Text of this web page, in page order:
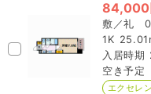
84,000
1K
空き予定
エクセレ